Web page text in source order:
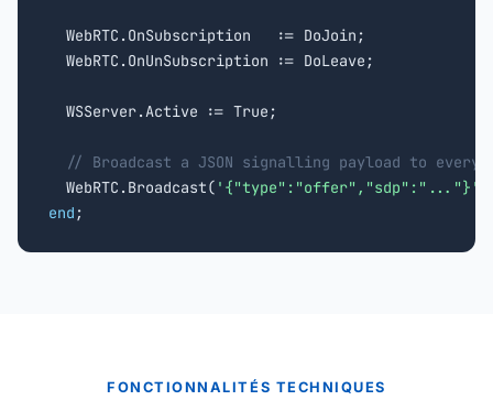
  WebRTC.OnSubscription   := DoJoin;
  WebRTC.OnUnSubscription := DoLeave;
  WSServer.Active := True;
// Broadcast a JSON signalling payload to every
  WebRTC.Broadcast(
'{"type":"offer","sdp":"..."}'
end ;
FONCTIONNALITÉS TECHNIQUES